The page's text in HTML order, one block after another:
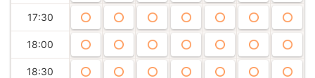
17:30
18:00
18:30